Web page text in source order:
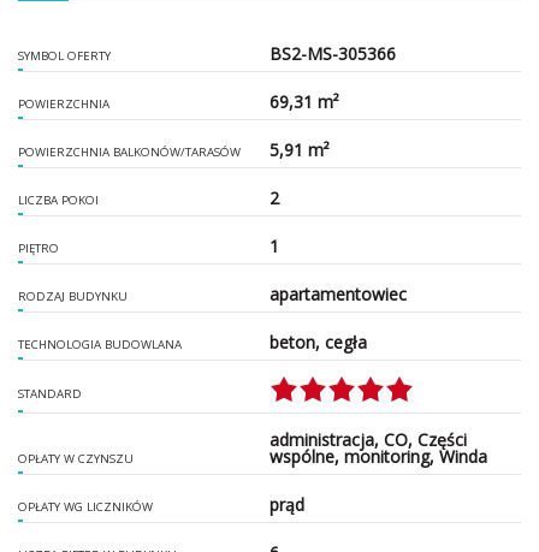
SYMBOL OFERTY BS2-MS-305366
POWIERZCHNIA 69,31 m²
POWIERZCHNIA BALKONÓW/TARASÓW 5,91 m²
LICZBA POKOI 2
PIĘTRO 1
RODZAJ BUDYNKU apartamentowiec
TECHNOLOGIA BUDOWLANA beton, cegła
STANDARD
OPŁATY W CZYNSZU
administracja, CO, Części
wspólne, monitoring, Winda
OPŁATY WG LICZNIKÓW prąd